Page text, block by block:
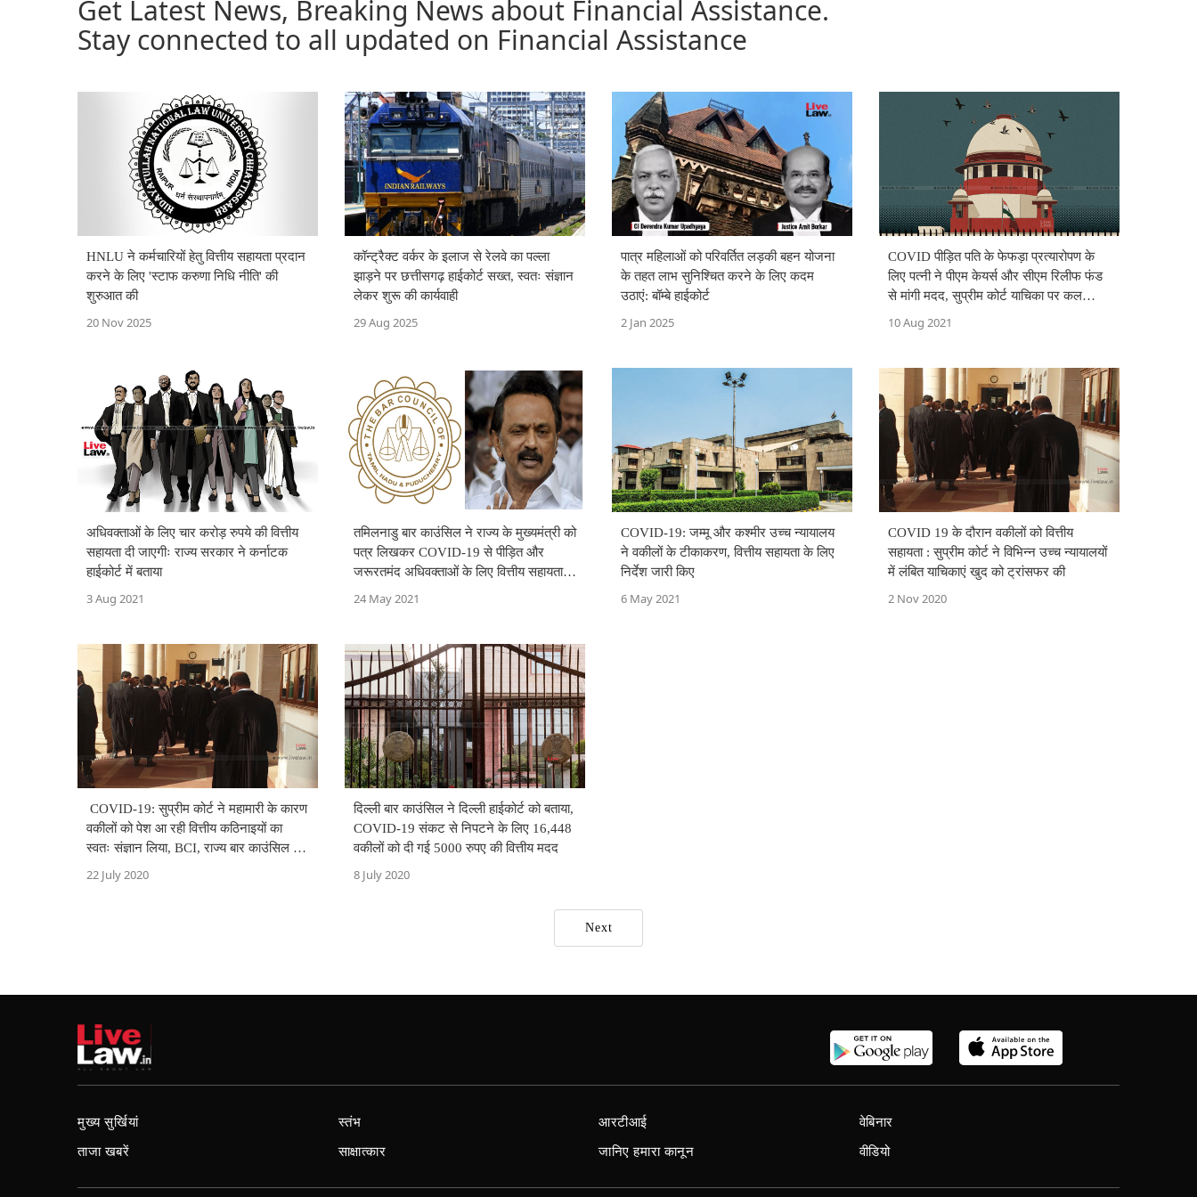
Get Latest News, Breaking News about Financial Assistance.
Stay connected to all updated on Financial Assistance
HNLU ने कर्मचारियों हेतु वित्तीय सहायता प्रदान
करने के लिए 'स्टाफ करुणा निधि नीति' की
शुरुआत की
20 Nov 2025
कॉन्ट्रैक्ट वर्कर के इलाज से रेलवे का पल्ला
झाड़ने पर छत्तीसगढ़ हाईकोर्ट सख्त, स्वतः संज्ञान
लेकर शुरू की कार्यवाही
29 Aug 2025
पात्र महिलाओं को परिवर्तित लड़की बहन योजना
के तहत लाभ सुनिश्चित करने के लिए कदम
उठाएं: बॉम्बे हाईकोर्ट
2 Jan 2025
COVID पीड़ित प‌‌ति के फेफड़ा प्रत्यारोपण के
लिए पत्नी ने पीएम केयर्स और सीएम रिलीफ फंड
से मांगी मदद, सुप्रीम कोर्ट याचिका पर कल
सुनवाई करेगा
10 Aug 2021
अधिवक्ताओं के लिए चार करोड़ रुपये की वित्तीय
सहायता दी जाएगीः राज्य सरकार ने कर्नाटक
हाईकोर्ट में बताया
3 Aug 2021
तमिलनाडु बार काउंसिल ने राज्य के मुख्यमंत्री को
पत्र लिखकर COVID-19 से पीड़ित और
जरूरतमंद अधिवक्ताओं के लिए वित्तीय सहायता
की मांग की
24 May 2021
COVID-19: जम्मू और कश्मीर उच्च न्यायालय
ने वकीलों के टीकाकरण, वित्तीय सहायता के ल‌िए
निर्देश जारी किए
6 May 2021
COVID 19 के दौरान वकीलों को वित्तीय
सहायता : सुप्रीम कोर्ट ने विभिन्न उच्च न्यायालयों
में लंबित याचिकाएं खुद को ट्रांसफर की
2 Nov 2020
COVID-19: सुप्रीम कोर्ट ने महामारी के कारण
वकीलों को पेश आ रही वित्तीय कठिनाइयों का
स्वतः संज्ञान लिया, BCI, राज्य बार काउंसिल को
नोटिस
22 July 2020
दिल्ली बार काउंसिल ने दिल्ली हाईकोर्ट को बताया,
COVID-19 संकट से निपटने के लिए 16,448
वकीलों को दी गई 5000 रुपए की वित्तीय मदद
8 July 2020
Next
मुख्य सुर्खियां
ताजा खबरें
स्तंभ
साक्षात्कार
आरटीआई
जानिए हमारा कानून
वेबिनार
वीडियो